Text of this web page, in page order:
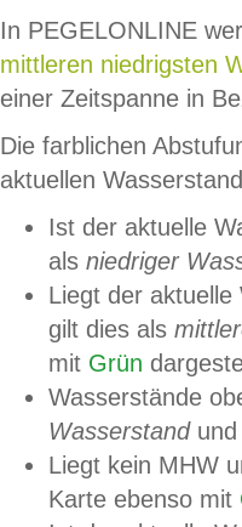
In PEGELONLINE
mittleren niedrigsten
einer Zeitspanne in
Die farblichen
aktuellen
Ist der aktuelle
als niedriger
Liegt der
gilt dies als
mit Grün
Wasserstände
Wasserstandund
Liegt kein MHW
Karte ebenso mit